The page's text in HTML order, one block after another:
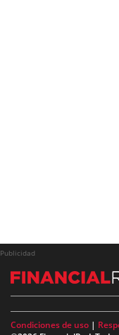
Publicidad
Condiciones de uso |